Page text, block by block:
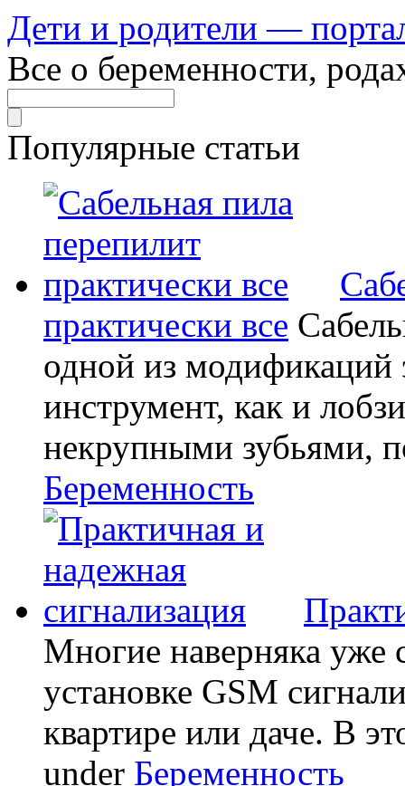
Дети и родители —
Все о беременности,
Популярные статьи
практически все
одной из модификаций
инструмент, как и
некрупными зубьями,
Беременность
Многие наверняка уже
установке GSM
квартире или даче. В
under Беременность